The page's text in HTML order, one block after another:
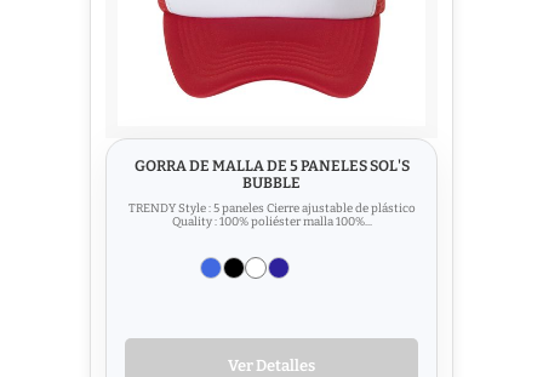
GORRA DE MALLA DE 5 PANELES SOL'S
BUBBLE
TRENDY Style : 5 paneles Cierre ajustable de plástico
Quality : 100% poliéster malla 100%...
Ver Detalles